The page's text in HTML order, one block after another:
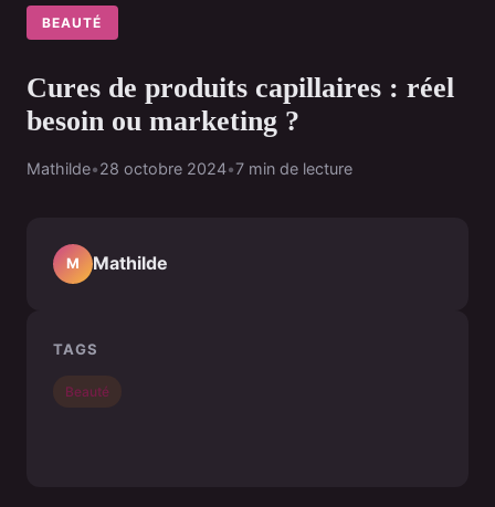
BEAUTÉ
Cures de produits capillaires : réel
besoin ou marketing ?
Mathilde•28 octobre 2024•7 min de lecture
M Mathilde
TAGS
Beauté